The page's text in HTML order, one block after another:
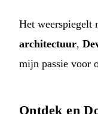
Het weerspiegelt
architectuur,
mijn passie voor
Ontdek en